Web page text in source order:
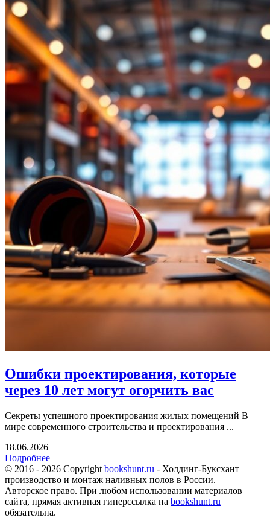
Ошибки проектирования, которые
через 10 лет могут огорчить вас
Секреты успешного проектирования жилых помещений В
мире современного строительства и проектирования ...
18.06.2026
Подробнее
© 2016 - 2026 Copyright bookshunt.ru - Холдинг-Буксхант —
производство и монтаж наливных полов в России.
Авторское право. При любом использовании материалов
сайта, прямая активная гиперссылка на bookshunt.ru
обязательна.